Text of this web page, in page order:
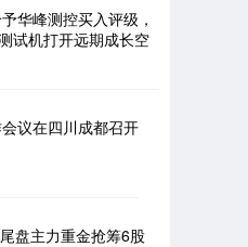
华峰测控买入评级，
试机打开远期成长空
议在四川成都召开
盘主力重金抢筹6股